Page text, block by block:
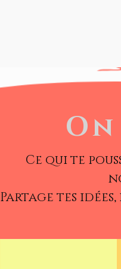
Ce qui te
Partage tes